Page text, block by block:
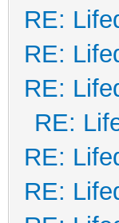
RE:
RE:
RE:
RE:
RE:
RE: